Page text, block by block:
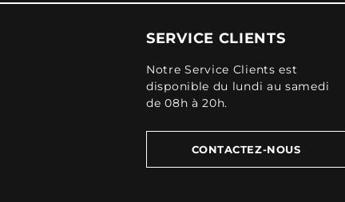
SERVICE CLIENTS
Notre Service Clients est
disponible du lundi au samedi
de 08h à 20h.
CONTACTEZ-NOUS